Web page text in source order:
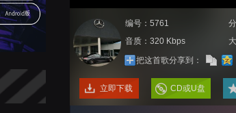
编号：5761
音质：320 Kbps
把这首歌分享到：
立即下载 CD或U盘